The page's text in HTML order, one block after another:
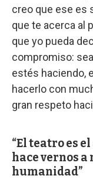
creo que ese es
que te acerca al
que yo pueda
compromiso:
estés haciendo,
hacerlo con
gran respeto
El teatro es
hace vernos a
humanidad